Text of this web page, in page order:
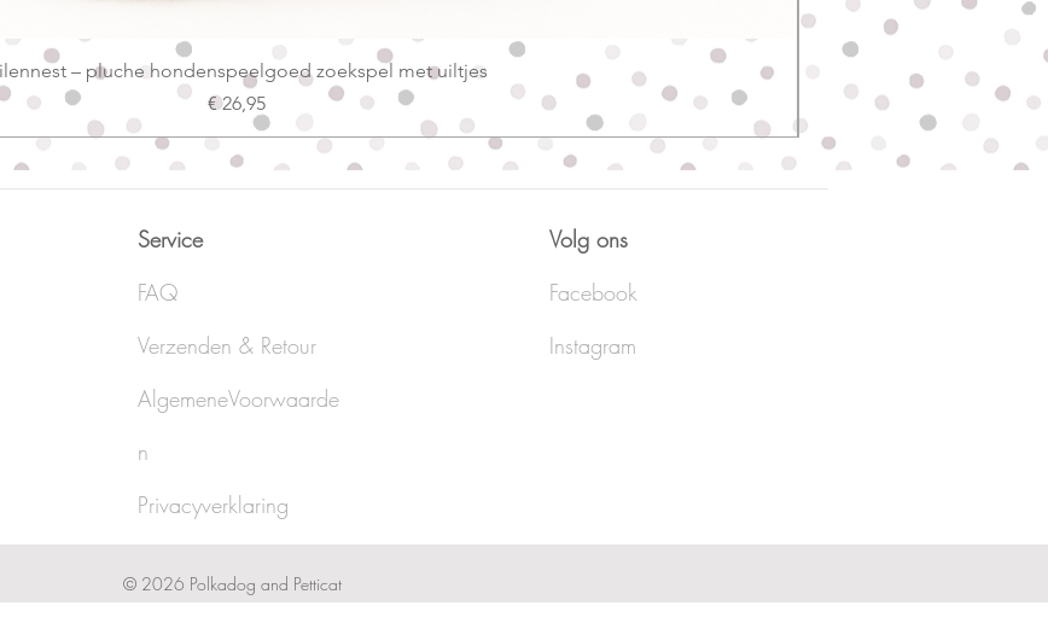
Snel overzicht
– pluche hondenspeelgoed zoekspel met uiltjes
Prijs
€ 26,95
Service
FAQ
Verzenden & Retour
AlgemeneVoorwaarde
n
Privacyverklaring
Volg ons
Facebook
Instagram
© 2026 Polkadog and Petticat